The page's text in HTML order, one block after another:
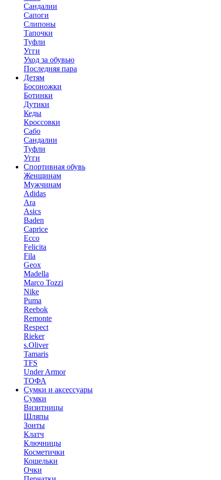
Сандалии
Сапоги
Слипоны
Тапочки
Туфли
Угги
Уход за обувью
Последняя пара
Детям
Босоножки
Ботинки
Дутики
Кеды
Кроссовки
Сабо
Сандалии
Туфли
Угги
Спортивная обувь
Женщинам
Мужчинам
Adidas
Ara
Asics
Baden
Caprice
Ecco
Felicita
Fila
Geox
Madella
Marco Tozzi
Nike
Puma
Reebok
Remonte
Respect
Rieker
s.Oliver
Tamaris
TFS
Under Armor
ТОФА
Сумки и аксессуары
Сумки
Визитницы
Шляпы
Зонты
Клатч
Ключницы
Косметички
Кошельки
Очки